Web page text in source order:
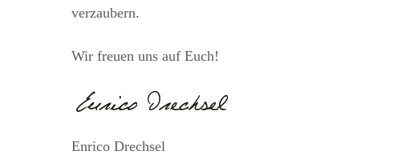
verzaubern.
Wir freuen uns auf Euch!
Enrico Drechsel